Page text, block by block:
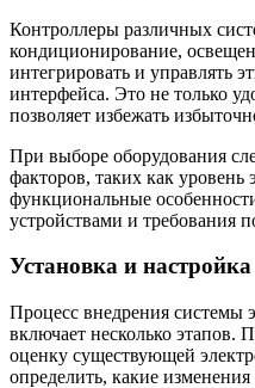
Контроллеры различных
кондиционирование,
интегрировать и управлять
интерфейса. Это не только
позволяет избежать
При выборе оборудования
факторов, таких как уровень
функциональные
устройствами и требования
Установка и
Процесс внедрения системы
включает несколько этапов.
оценку существующей
определить, какие